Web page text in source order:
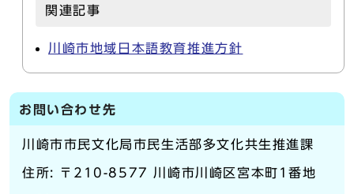
関連記事
川崎市地域日本語教育推進方針
お問い合わせ先
川崎市市民文化局市民生活部多文化共生推進課
住所: 〒210-8577 川崎市川崎区宮本町1番地